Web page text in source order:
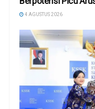
4 AGUSTUS 2026